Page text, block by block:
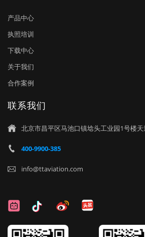
产品中心
执照培训
下载中心
关于我们
合作案例
联系我们
 北京市昌平区马池口镇埝头工业园1号楼
 400-9900-385
 info@ttaviation.com